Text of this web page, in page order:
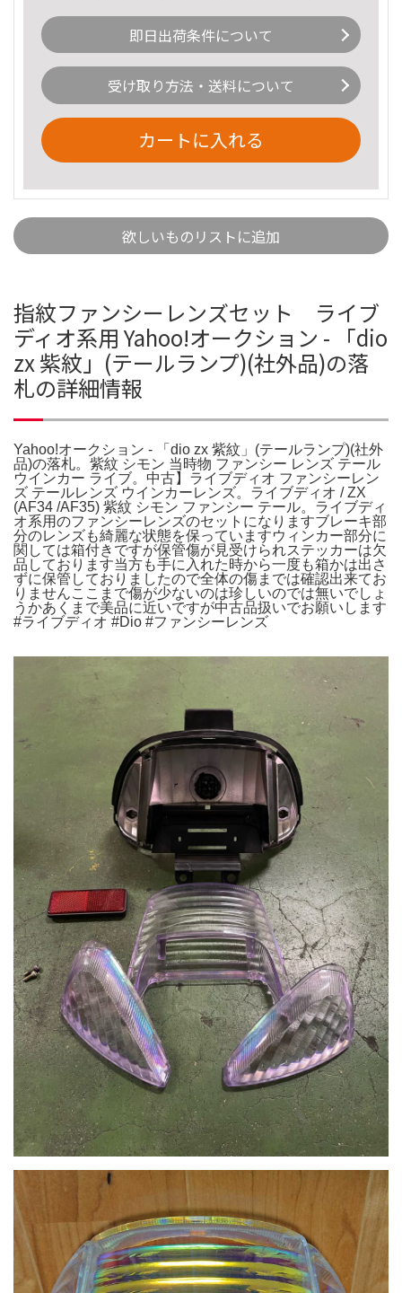
即日出荷条件について
受け取り方法・送料について
カートに入れる
欲しいものリストに追加
指紋ファンシーレンズセット ライブ
ディオ系用 Yahoo!オークション - 「dio
zx 紫紋」(テールランプ)(社外品)の落
札の詳細情報
Yahoo!オークション - 「dio zx 紫紋」(テールランプ)(社外
品)の落札。紫紋 シモン 当時物 ファンシー レンズ テール
ウインカー ライブ。中古】ライブディオ ファンシーレン
ズ テールレンズ ウインカーレンズ。ライブディオ / ZX
(AF34 /AF35) 紫紋 シモン ファンシー テール。ライブディ
オ系用のファンシーレンズのセットになりますブレーキ部
分のレンズも綺麗な状態を保っていますウィンカー部分に
関しては箱付きですが保管傷が見受けられステッカーは欠
品しております当方も手に入れた時から一度も箱かは出さ
ずに保管しておりましたので全体の傷までは確認出来てお
りませんここまで傷が少ないのは珍しいのでは無いでしょ
うかあくまで美品に近いですが中古品扱いでお願いします
#ライブディオ #Dio #ファンシーレンズ